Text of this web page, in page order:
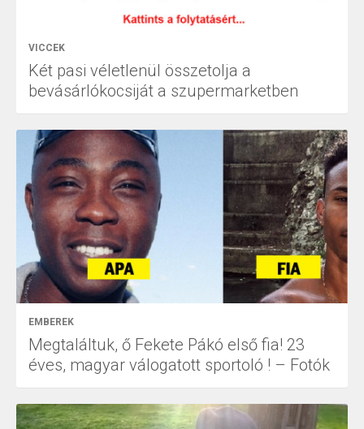
VICCEK
Két pasi véletlenül összetolja a
bevásárlókocsiját a szupermarketben
EMBEREK
Megtaláltuk, ő Fekete Pákó első fia! 23
éves, magyar válogatott sportoló ! – Fotók